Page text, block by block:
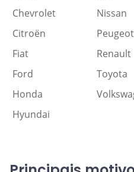
Chevrolet
Nissan
Citroën
Peugeot
Fiat
Renault
Ford
Toyota
Honda
Hyundai